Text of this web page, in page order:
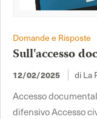
Domande e Risposte
Sull'accesso
12/02/2025 di La
Accesso
difensivo Accesso